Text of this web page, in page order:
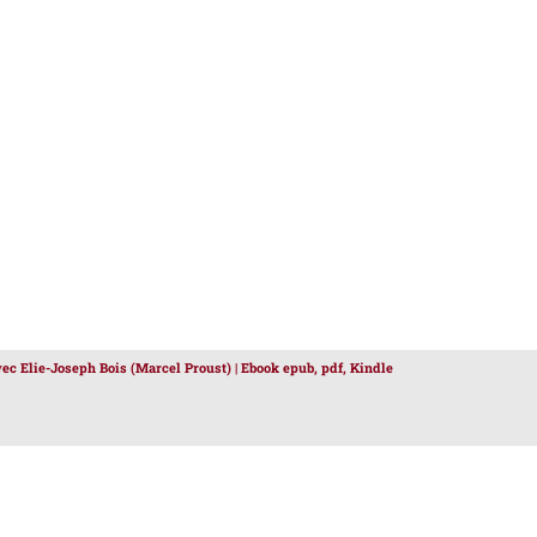
Elie-Joseph Bois (Marcel Proust) | Ebook epub, pdf, Kindle